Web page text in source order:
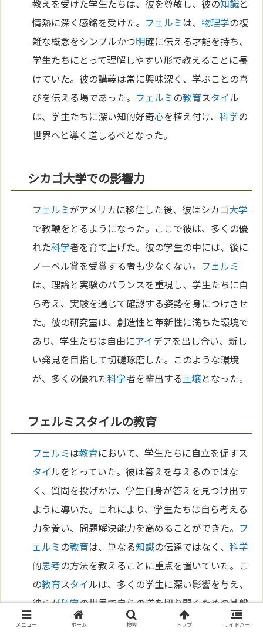
教えを受けた学生たちは、彼を尊敬し、彼の知識と
情熱に深く感銘を受けた。 フェルミは、 物理学の複
雑な概念をシンプルかつ明確に伝える才能を持ち、
学生たちにとって理解しやすい形で教えることに長
けていた。彼の講義は常に興味深く、学ぶことの喜
びを伝える場であった。 フェルミの教育スタイル
は、学生たちに深い知的好奇心を植え付け、科学の
世界へと導く道しるべとなった。
シカゴ大学での影響力
フェルミがアメリカに移住した後、彼はシカゴ大学
で教鞭をとるようになった。ここで彼は、多くの優
れた科学者を育て上げた。彼の学生の中には、後に
ノーベル賞を受賞する者も少なくない。 フェルミ
は、理論と実験のバランスを重視し、学生たちに自
ら考え、実験を通じて確認する姿勢を身につけさせ
た。彼の研究室は、創造性と革新性に満ちた環境で
あり、学生たちは自由にアイデアを出し合い、新し
い発見を目指して切磋琢磨した。このような環境
が、多くの優れた科学者を輩出する土壌となった。
フェルミスタイルの教育
フェルミは教育において、学生たちに自立を促すス
タイルをとっていた。彼は答えを与えるのではな
く、質問を投げかけ、学生自身が答えを見つけ出す
ように導いた。これにより、学生たちは自ら考える
力を養い、問題解決能力を高めることができた。 フ
ェルミの教育は、単なる知識の伝達ではなく、科学
的思考の方法を教えることに重点を置いていた。こ
の教育スタイルは、多くの学生に深い影響を与え、
彼らが科学の世界で自らの道を切り開くための基盤
を築いた。
メニュー ホーム 検索 トップ サイドバー